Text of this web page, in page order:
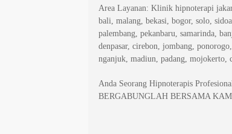
Area Layanan: Klinik hipnoterapi
bali, malang, bekasi, bogor, solo,
palembang, pekanbaru, samarinda,
denpasar, cirebon, jombang,
nganjuk, madiun, padang,
Anda Seorang Hipnoterapis
BERGABUNGLAH BERSAMA